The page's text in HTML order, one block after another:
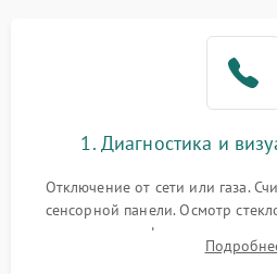
1. Диагностика и
Отключение от сети или газа.
сенсорной панели. Осмотр
проверка конфорок на
клиента о симптомах (не